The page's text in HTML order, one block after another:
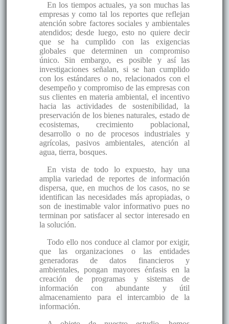
En los tiempos actuales, ya son muchas las
empresas y como tal los reportes que reflejan
atención sobre factores sociales y ambientales
atendidos; desde luego, esto no quiere decir
que se ha cumplido con las exigencias
globales que determinen un compromiso
único. Sin embargo, es posible y así las
investigaciones señalan, si se han cumplido
con los estándares o no, relacionados con el
desempeño y compromiso de las empresas con
sus clientes en materia ambiental, el incentivo
hacia las actividades de sostenibilidad, la
preservación de los bienes naturales, estado de
ecosistemas, crecimiento poblacional,
desarrollo o no de procesos industriales y
agrícolas, pasivos ambientales, atención al
agua, tierra, bosques.
En vista de todo lo expuesto, hay una
amplia variedad de reportes de información
dispersa, que, en muchos de los casos, no se
identifican las necesidades más apropiadas, o
son de inestimable valor informativo pues no
terminan por satisfacer al sector interesado en
la solución.
Todo ello nos conduce al clamor por exigir,
que las organizaciones o las entidades
generadoras de datos financieros y
ambientales, pongan mayores énfasis en la
creación de programas y sistemas de
información con abundante y útil
almacenamiento para el intercambio de la
información.